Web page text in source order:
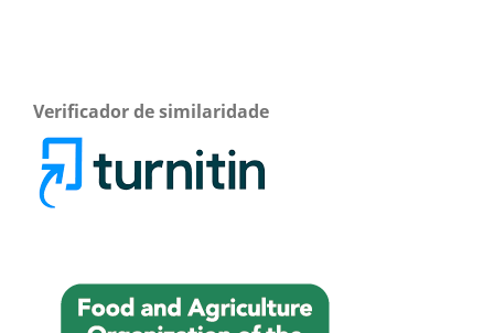
Verificador de similaridade